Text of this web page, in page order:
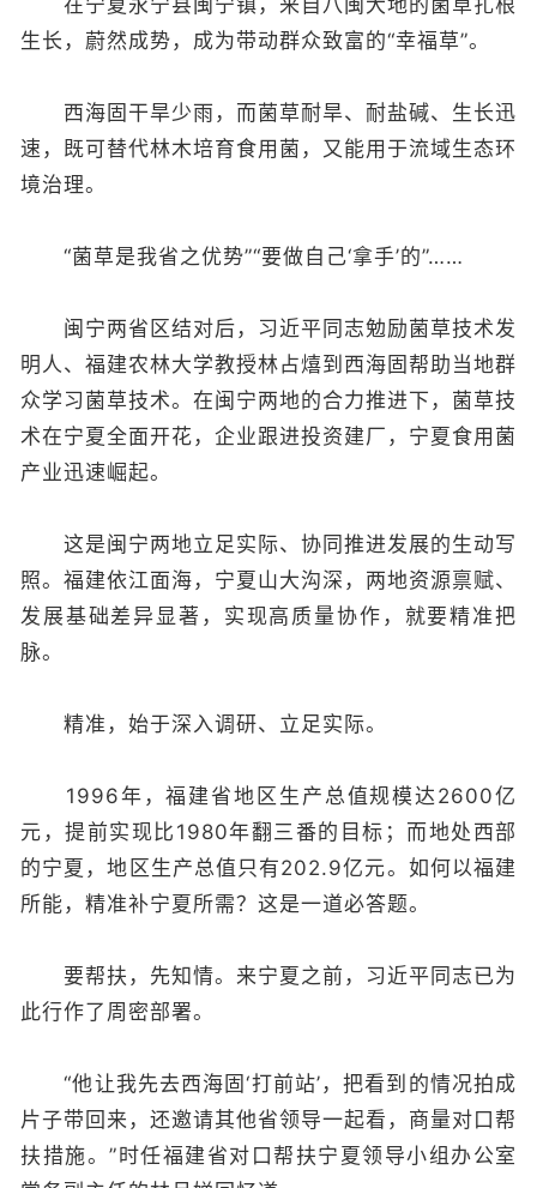
在宁夏永宁县闽宁镇，来自八闽大地的菌草扎根
生长，蔚然成势，成为带动群众致富的“幸福草”。
西海固干旱少雨，而菌草耐旱、耐盐碱、生长迅
速，既可替代林木培育食用菌，又能用于流域生态环
境治理。
“菌草是我省之优势”“要做自己‘拿手’的”……
闽宁两省区结对后，习近平同志勉励菌草技术发
明人、福建农林大学教授林占熺到西海固帮助当地群
众学习菌草技术。在闽宁两地的合力推进下，菌草技
术在宁夏全面开花，企业跟进投资建厂，宁夏食用菌
产业迅速崛起。
这是闽宁两地立足实际、协同推进发展的生动写
照。福建依江面海，宁夏山大沟深，两地资源禀赋、
发展基础差异显著，实现高质量协作，就要精准把
脉。
精准，始于深入调研、立足实际。
1996年，福建省地区生产总值规模达2600亿
元，提前实现比1980年翻三番的目标；而地处西部
的宁夏，地区生产总值只有202.9亿元。如何以福建
所能，精准补宁夏所需？这是一道必答题。
要帮扶，先知情。来宁夏之前，习近平同志已为
此行作了周密部署。
“他让我先去西海固‘打前站’，把看到的情况拍成
片子带回来，还邀请其他省领导一起看，商量对口帮
扶措施。”时任福建省对口帮扶宁夏领导小组办公室